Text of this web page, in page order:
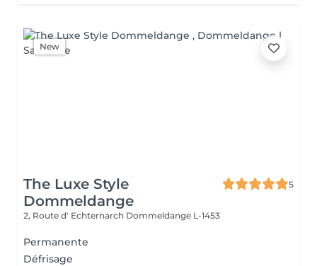
New
The Luxe Style
Dommeldange
5
2, Route d' Echternarch Dommeldange L-1453
Permanente
Défrisage